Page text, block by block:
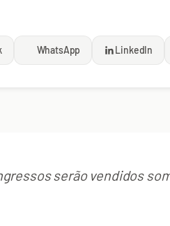
WhatsApp LinkedIn
serão vendidos